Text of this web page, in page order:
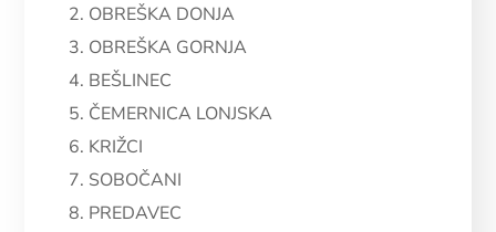
2. OBREŠKA DONJA
3. OBREŠKA GORNJA
4. BEŠLINEC
5. ČEMERNICA LONJSKA
6. KRIŽCI
7. SOBOČANI
8. PREDAVEC